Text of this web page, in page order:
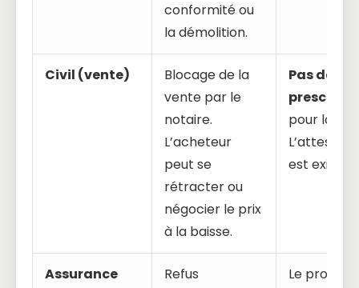
conformité ou
la démolition.
Civil (vente)
Blocage de la
vente par le
notaire.
L’acheteur
peut se
rétracter ou
négocier le prix
à la baisse.
Pas de
pour la
est exigée.
Assurance
Refus
Le